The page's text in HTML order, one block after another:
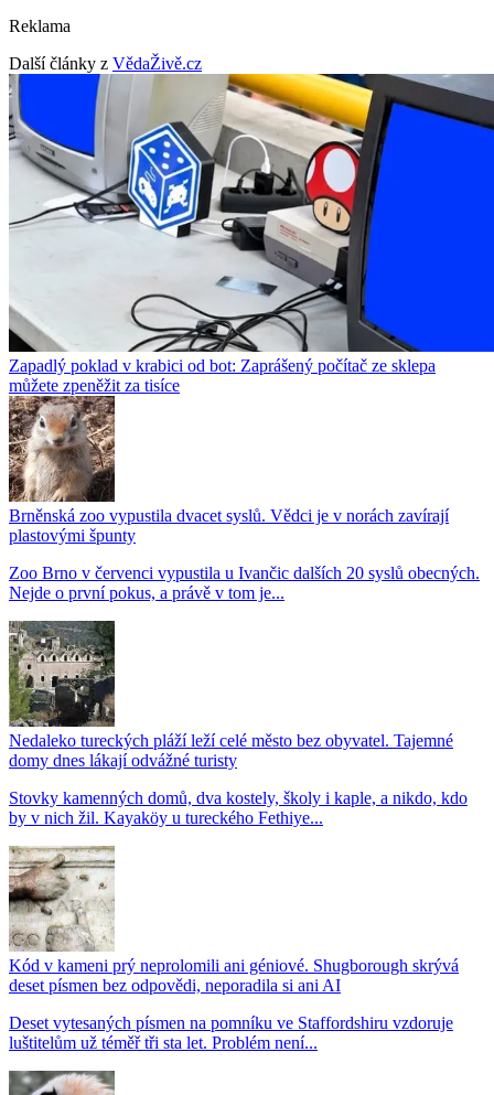
Reklama
Další články z VědaŽivě.cz
Zapadlý poklad v krabici od bot: Zaprášený počítač ze sklepa
můžete zpeněžit za tisíce
Brněnská zoo vypustila dvacet syslů. Vědci je v norách zavírají
plastovými špunty
Zoo Brno v červenci vypustila u Ivančic dalších 20 syslů obecných.
Nejde o první pokus, a právě v tom je...
Nedaleko tureckých pláží leží celé město bez obyvatel. Tajemné
domy dnes lákají odvážné turisty
Stovky kamenných domů, dva kostely, školy i kaple, a nikdo, kdo
by v nich žil. Kayaköy u tureckého Fethiye...
Kód v kameni prý neprolomili ani géniové. Shugborough skrývá
deset písmen bez odpovědi, neporadila si ani AI
Deset vytesaných písmen na pomníku ve Staffordshiru vzdoruje
luštitelům už téměř tři sta let. Problém není...